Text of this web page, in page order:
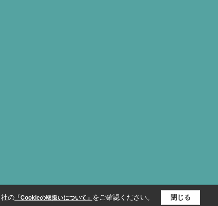
の「Cookieの取扱いについて」 をご確認ください。 閉じる